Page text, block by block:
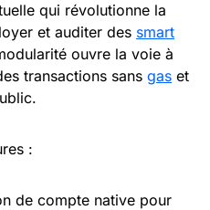
qui révolutionne la
et auditer des smart
ouvre la voie à
transactions sans gas et
:
de compte native pour